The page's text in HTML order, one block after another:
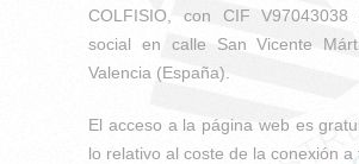
COLFISIO, con CIF V97043038
social en calle San Vicente
Valencia (España).
El acceso a la página web es
lo relativo al coste de la conexión a